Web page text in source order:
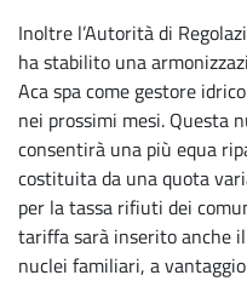
Inoltre l’Autorità di
ha stabilito una
Aca spa come gestore
nei prossimi mesi. Questa
consentirà una più equa
costituita da una quota
per la tassa rifiuti dei
tariffa sarà inserito anche
nuclei familiari, a